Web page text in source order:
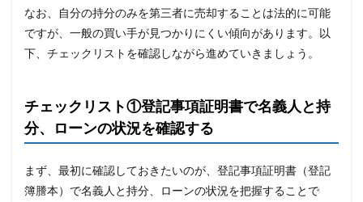
なお、自分の持分のみを第三者に売却することは法的に可能
ですが、一般の買い手が見つかりにくい傾向があります。以
下、チェックリストを確認しながら進めていきましょう。
チェックリスト①登記事項証明書で名義人と持
分、ローンの状況を確認する
まず、最初に確認しておきたいのが、登記事項証明書（登記
簿謄本）で名義人と持分、ローンの状況を把握することで